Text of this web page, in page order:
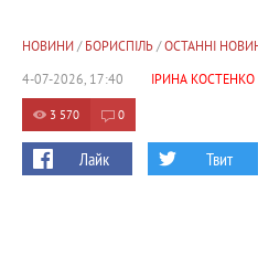
НОВИНИ/ БОРИСПІЛЬ/ ОСТАННІ
4-07-2026, 17:40
ІРИНА КОСТЕНКО
3 570 0
Лайк Твит